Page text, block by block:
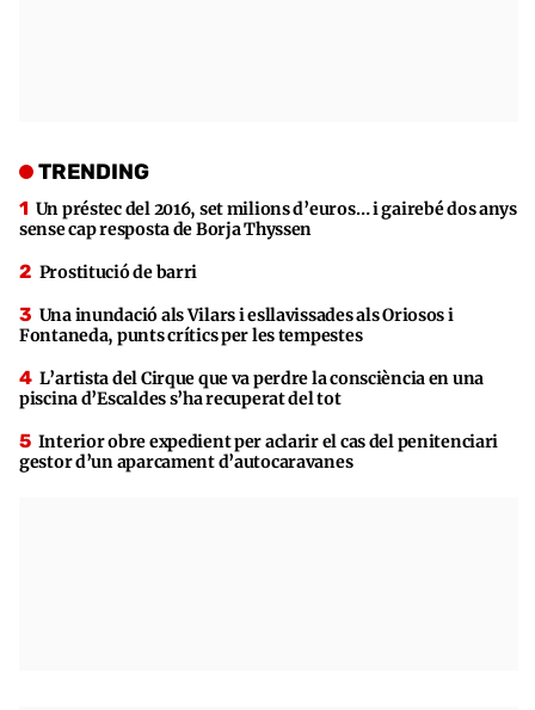
TRENDING
Un préstec del 2016, set milions d’euros… i gairebé dos anys
sense cap resposta de Borja Thyssen
Prostitució de barri
Una inundació als Vilars i esllavissades als Oriosos i
Fontaneda, punts crítics per les tempestes
L’artista del Cirque que va perdre la consciència en una
piscina d’Escaldes s’ha recuperat del tot
Interior obre expedient per aclarir el cas del penitenciari
gestor d’un aparcament d’autocaravanes